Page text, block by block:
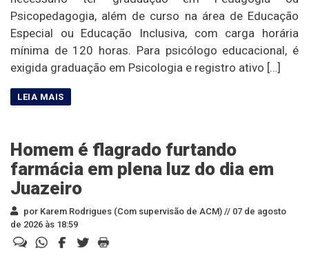
Psicopedagogia, além de curso na área de Educação
Especial ou Educação Inclusiva, com carga horária
mínima de 120 horas. Para psicólogo educacional, é
exigida graduação em Psicologia e registro ativo […]
Homem é flagrado furtando
farmácia em plena luz do dia em
Juazeiro
por Karem Rodrigues (Com supervisão de ACM) // 07 de agosto
de 2026 às 18:59